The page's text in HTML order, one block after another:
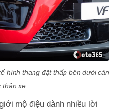
hình thang đặt thấp bên dưới cản
thân xe
mộ điệu dành nhiều lời